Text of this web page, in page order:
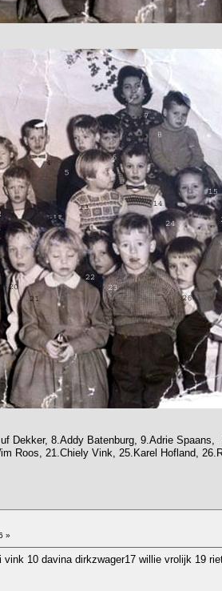
Dekker, 8.Addy Batenburg, 9.Adrie Spaans,
Roos, 21.Chiely Vink, 25.Karel Hofland,
»
10 davina dirkzwager17 willie vrolijk 19